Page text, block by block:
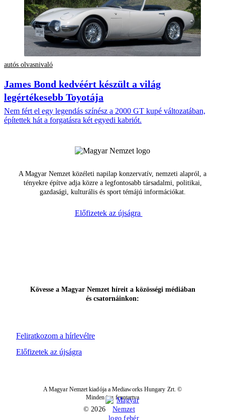
autós olvasnivaló
James Bond kedvéért készült a világ
legértékesebb Toyotája
Nem fért el egy legendás színész a 2000 GT kupé változatában,
építettek hát a forgatásra két egyedi kabriót.
A Magyar Nemzet közéleti napilap konzervatív, nemzeti alapról, a
tényekre építve adja közre a legfontosabb társadalmi, politikai,
gazdasági, kulturális és sport témájú információkat.
Előfizetek az újságra
Feliratkozom a hírlevélre
Kövesse a Magyar Nemzet híreit a közösségi médiában
és csatornáinkon:
Előfizetek az újságra
A Magyar Nemzet kiadója a Mediaworks Hungary Zrt. ©
Minden jog fenntartva
© 2026